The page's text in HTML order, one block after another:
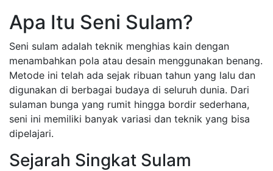
Apa Itu Seni Sulam?
Seni sulam adalah teknik menghias kain dengan
menambahkan pola atau desain menggunakan benang.
Metode ini telah ada sejak ribuan tahun yang lalu dan
digunakan di berbagai budaya di seluruh dunia. Dari
sulaman bunga yang rumit hingga bordir sederhana,
seni ini memiliki banyak variasi dan teknik yang bisa
dipelajari.
Sejarah Singkat Sulam